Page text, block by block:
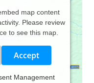
map content
Please review
to see this map.
Accept
Management